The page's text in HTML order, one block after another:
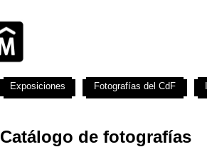
Catálogo de fotografías
Exposiciones Fotografías del CdF